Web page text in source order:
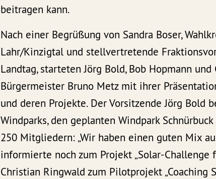
beitragen kann.
Nach einer Begrüßung von Sandra Boser,
Lahr/Kinzigtal und stellvertretende
Landtag, starteten Jörg Bold, Bob Hopmann
Bürgermeister Bruno Metz mit ihrer
und deren Projekte. Der Vorsitzende Jörg Bold
Windparks, den geplanten Windpark
250 Mitgliedern: „Wir haben einen guten Mix
informierte noch zum Projekt „Solar-Challenge
Christian Ringwald zum Pilotprojekt „Coaching